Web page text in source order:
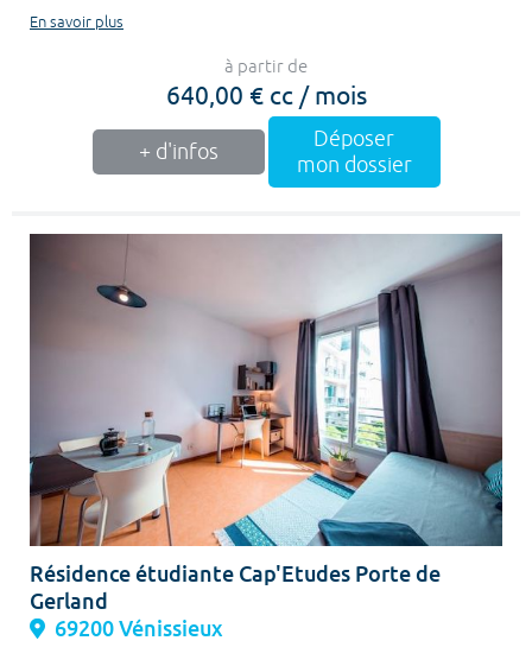
En savoir plus
à partir de
640,00 € cc / mois
+ d'infos
Déposer
mon dossier
Résidence étudiante Cap'Etudes Porte de
Gerland
69200 Vénissieux